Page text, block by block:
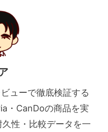
ューで徹底検証する
・CanDoの商品を実
性・比較データを一